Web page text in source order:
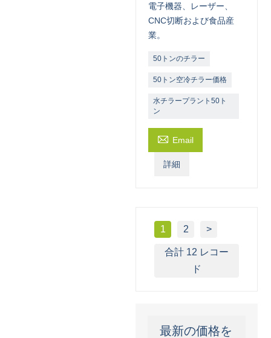
電子機器、レーザー、
CNC切断および食品産
業。
50トンのチラー
50トン空冷チラー価格
水チラープラント50ト
ン
 Email
詳細
1 2 >
合計 12 レコー
ド
最新の価格を